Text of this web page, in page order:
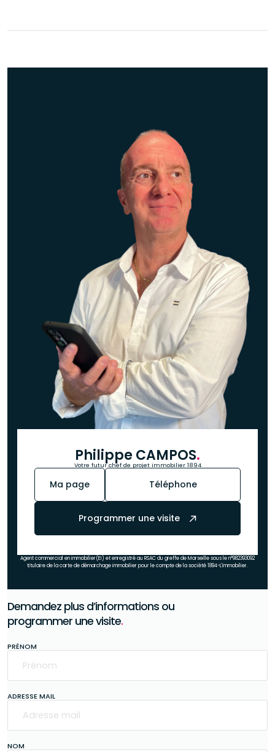
Philippe CAMPOS.
Votre futur chef de projet immobilier 1894
Ma page Téléphone
Programmer une visite
Agent commercial en immobilier(EI) et enregistré au RSAC du greffe de Marseille sous le n°982393092
titulaire de la carte de démarchage immobilier pour le compte de la société 1894-L'immobilier.
Demandez plus d’informations ou
programmer une visite.
PRÉNOM
ADRESSE MAIL
NOM